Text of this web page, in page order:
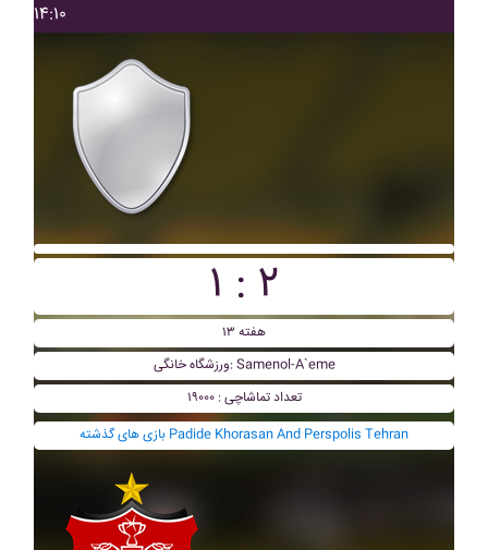
۱۴:۱۰
۱ : ۲
هفته ۱۳
ورزشگاه خانگی: Samenol-A`eme
تعداد تماشاچی : ۱۹۰۰۰
بازی های گذشته Padide Khorasan And Perspolis Tehran